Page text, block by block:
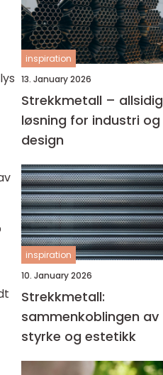
inspiration
13. January 2026
Strekkmetall – allsidig
løsning for industri og
design
inspiration
10. January 2026
Strekkmetall:
sammenkoblingen av
styrke og estetikk